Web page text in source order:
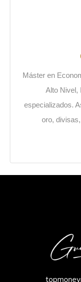
Máster en
Alto Nivel,
especializados.
oro,